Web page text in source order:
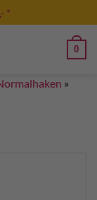
*
0
»